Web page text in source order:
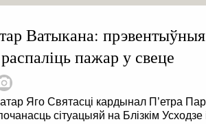
Ватыкана:
пажар у свеце
Яго Святасці кардынал П’етра
сітуацыяй на Блізкім Усходзе